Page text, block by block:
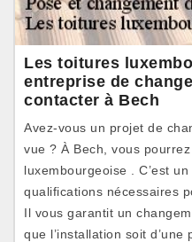
Les toitures
entreprise de
contacter à Bech
Avez-vous un projet de
vue ? À Bech, vous
luxembourgeoise . C’est
qualifications nécessaires
Il vous garantit un
que l’installation soit